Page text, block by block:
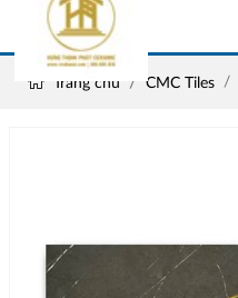
Trang chủ CMC Tiles